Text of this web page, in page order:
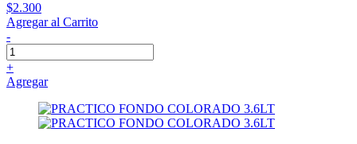
$2.300
Agregar al Carrito
-
+
Agregar